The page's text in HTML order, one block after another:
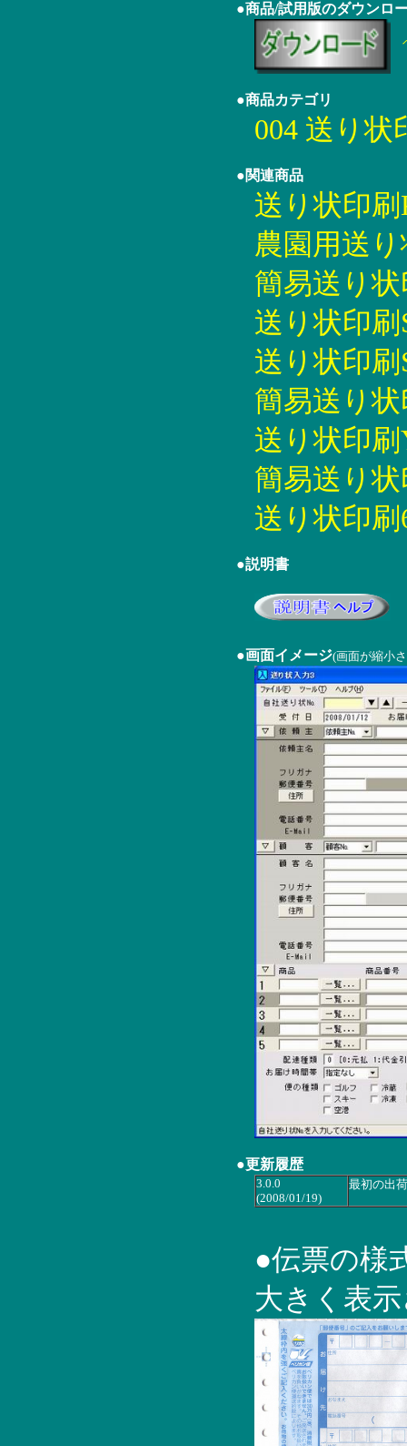
●商品/試用版のダウンロ
●商品カテゴリ
004 送り状
●関連商品
送り状印刷
農園用送
簡易送り状
送り状印刷
送り状印刷
簡易送り状
送り状印刷
簡易送り状
送り状印刷
●説明書
●画面イメージ(画面が縮小
●更新履歴
3.0.0
(2008/01/19)
最初の出荷
●伝票の様
大きく表